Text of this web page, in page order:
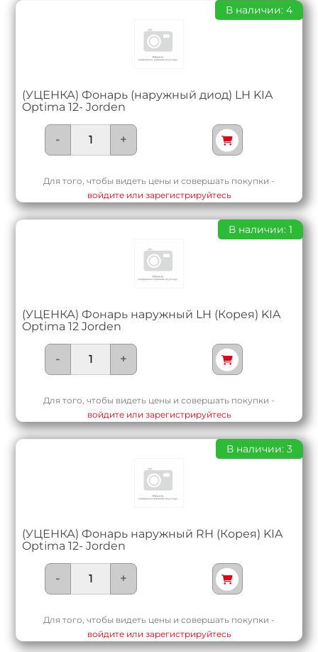
(УЦЕНКА) Фонарь (наружный диод) LH KIA
Optima 12- Jorden
В наличии: 4
- +
Для того, чтобы видеть цены и совершать покупки -
войдите или зарегистрируйтесь
(УЦЕНКА) Фонарь наружный LH (Корея) KIA
Optima 12 Jorden
В наличии: 1
- +
Для того, чтобы видеть цены и совершать покупки -
войдите или зарегистрируйтесь
(УЦЕНКА) Фонарь наружный RH (Корея) KIA
Optima 12- Jorden
В наличии: 3
- +
Для того, чтобы видеть цены и совершать покупки -
войдите или зарегистрируйтесь